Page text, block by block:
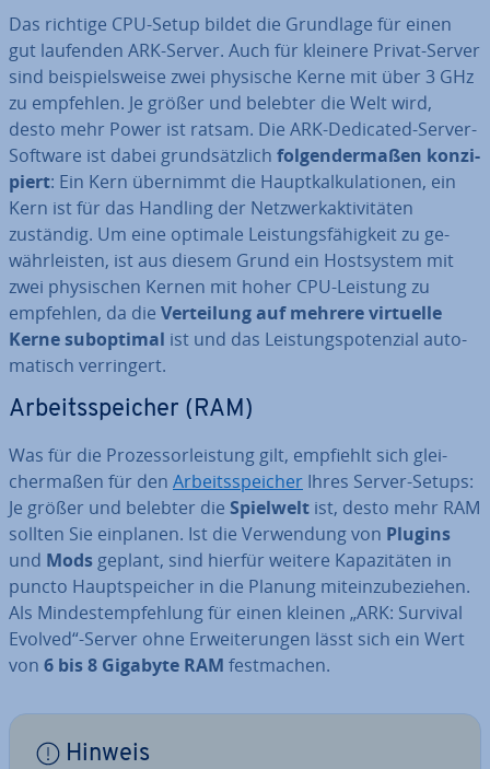
Das richtige CPU-Setup bildet die Grundlage für einen
gut laufenden ARK-Server. Auch für kleinere Privat-Server
sind bei­spiels­wei­se zwei physische Kerne mit über 3 GHz
zu empfehlen. Je größer und belebter die Welt wird,
desto mehr Power ist ratsam. Die ARK-Dedicated-Server-
Software ist dabei grund­sätz­lich fol­gen­der­ma­ßen kon­zi­
piert: Ein Kern übernimmt die Haupt­kal­ku­la­tio­nen, ein
Kern ist für das Handling der Netz­werk­ak­ti­vi­tä­ten
zuständig. Um eine optimale Leis­tungs­fä­hig­keit zu ge­
währ­leis­ten, ist aus diesem Grund ein Host­sys­tem mit
zwei phy­si­schen Kernen mit hoher CPU-Leistung zu
empfehlen, da die Ver­tei­lung auf mehrere virtuelle
Kerne sub­op­ti­mal ist und das Leis­tungs­po­ten­zi­al au­to­
ma­tisch ver­rin­gert.
Ar­beits­spei­cher (RAM)
Was für die Pro­zes­sor­leis­tung gilt, empfiehlt sich glei­
cher­ma­ßen für den Ar­beits­spei­cher Ihres Server-Setups:
Je größer und belebter die Spielwelt ist, desto mehr RAM
sollten Sie einplanen. Ist die Ver­wen­dung von Plugins
und Mods geplant, sind hierfür weitere Ka­pa­zi­tä­ten in
puncto Haupt­spei­cher in die Planung mit­ein­zu­be­zie­hen.
Als Min­dest­emp­feh­lung für einen kleinen „ARK: Survival
Evolved“-Server ohne Er­wei­te­run­gen lässt sich ein Wert
von 6 bis 8 Gigabyte RAM fest­ma­chen.
Hinweis